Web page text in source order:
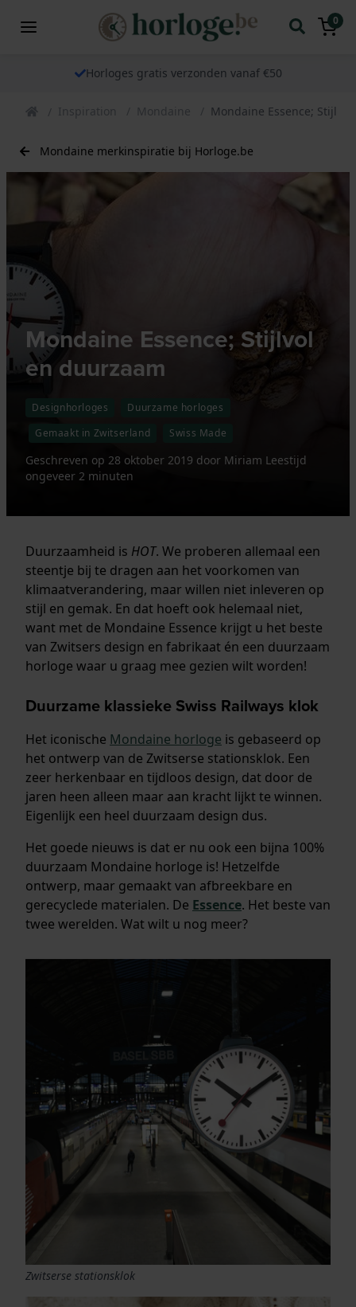
0
Horloges gratis verzonden vanaf €50
Inspiration Mondaine Mondaine Essence;
Mondaine merkinspiratie bij Horloge.be
Mondaine Essence; Stijlvol
en duurzaam
Designhorloges
Duurzame horloges
Gemaakt in Zwitserland
Swiss Made
Geschreven op 28 oktober 2019 door Miriam Leestijd
ongeveer 2 minuten
Duurzaamheid is HOT. We proberen allemaal een
steentje bij te dragen aan het voorkomen van
klimaatverandering, maar willen niet inleveren op
stijl en gemak. En dat hoeft ook helemaal niet,
want met de Mondaine Essence krijgt u het beste
van Zwitsers design en fabrikaat én een duurzaam
horloge waar u graag mee gezien wilt worden!
Duurzame klassieke Swiss Railways klok
Het iconische Mondaine horloge is gebaseerd op
het ontwerp van de Zwitserse stationsklok. Een
zeer herkenbaar en tijdloos design, dat door de
jaren heen alleen maar aan kracht lijkt te winnen.
Eigenlijk een heel duurzaam design dus.
Het goede nieuws is dat er nu ook een bijna 100%
duurzaam Mondaine horloge is! Hetzelfde
ontwerp, maar gemaakt van afbreekbare en
gerecyclede materialen. De Essence. Het beste van
twee werelden. Wat wilt u nog meer?
Zwitserse stationsklok